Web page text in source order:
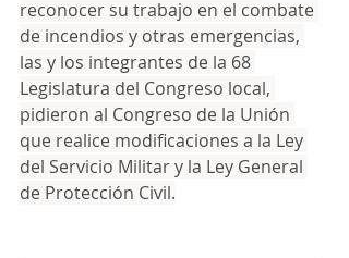
reconocer su trabajo en el combate
de incendios y otras emergencias,
las y los integrantes de la 68
Legislatura del Congreso local,
pidieron al Congreso de la Unión
que realice modificaciones a la Ley
del Servicio Militar y la Ley General
de Protección Civil.